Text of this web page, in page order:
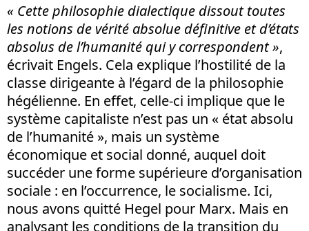
« Cette philosophie dialectique dissout toutes
les notions de vérité absolue définitive et d’états
absolus de l’humanité qui y correspondent »,
écrivait Engels. Cela explique l’hostilité de la
classe dirigeante à l’égard de la philosophie
hégélienne. En effet, celle-ci implique que le
système capitaliste n’est pas un « état absolu
de l’humanité », mais un système
économique et social donné, auquel doit
succéder une forme supérieure d’organisation
sociale : en l’occurrence, le socialisme. Ici,
nous avons quitté Hegel pour Marx. Mais en
analysant les conditions de la transition du